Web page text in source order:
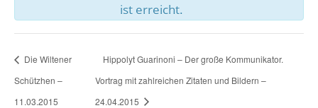
ist erreicht.
Die Wiltener
Schützhen –
11.03.2015
Hippolyt Guarinoni – Der große Kommunikator.
Vortrag mit zahlreichen Zitaten und Bildern –
24.04.2015